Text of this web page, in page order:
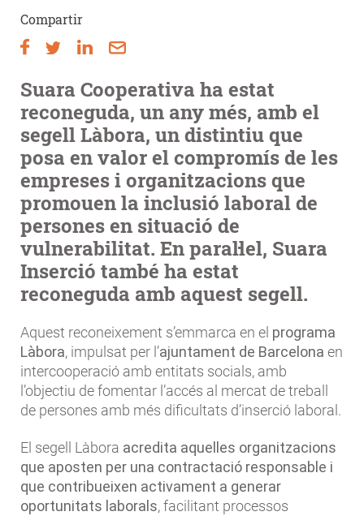
Compartir
Suara Cooperativa ha estat
reconeguda, un any més, amb el
segell Làbora, un distintiu que
posa en valor el compromís de les
empreses i organitzacions que
promouen la inclusió laboral de
persones en situació de
vulnerabilitat. En paral·lel, Suara
Inserció també ha estat
reconeguda amb aquest segell.
Aquest reconeixement s’emmarca en el programa
Làbora, impulsat per l’ajuntament de Barcelona en
intercooperació amb entitats socials, amb
l’objectiu de fomentar l’accés al mercat de treball
de persones amb més dificultats d’inserció laboral.
El segell Làbora acredita aquelles organitzacions
que aposten per una contractació responsable i
que contribueixen activament a generar
oportunitats laborals, facilitant processos